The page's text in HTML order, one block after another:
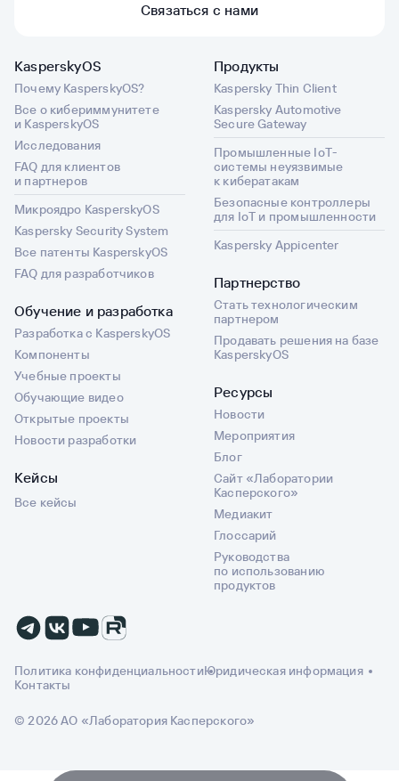
Связаться с нами
KasperskyOS
Почему KasperskyOS?
Все о кибериммунитете
и KasperskyOS
Исследования
FAQ для клиентов
и партнеров
Микроядро KasperskyOS
Kaspersky Security System
Все патенты KasperskyOS
FAQ для разработчиков
Обучение и разработка
Разработка с KasperskyOS
Компоненты
Учебные проекты
Обучающие видео
Открытые проекты
Новости разработки
Кейсы
Все кейсы
Продукты
Kaspersky Thin Client
Kaspersky Automotive
Secure Gateway
Промышленные IoT-
системы неуязвимые
к кибератакам
Безопасные контроллеры
для IoT и промышленности
Kaspersky Appicenter
Партнерство
Стать технологическим
партнером
Продавать решения на базе
KasperskyOS
Ресурсы
Новости
Мероприятия
Блог
Сайт «Лаборатории
Касперского»
Медиакит
Глоссарий
Руководства
по использованию
продуктов
© 2026 АО «Лаборатория Касперского»
Политика конфиденциальностиЮридическая информация
Контакты